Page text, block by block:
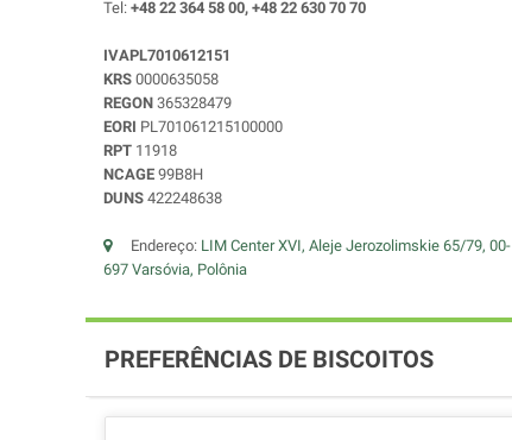
Tel: +48 22 364 58 00, +48 22 630 70 70
IVAPL7010612151
KRS 0000635058
REGON 365328479
EORI PL701061215100000
RPT 11918
NCAGE 99B8H
DUNS 422248638
Endereço: LIM Center XVI, Aleje Jerozolimskie 65/79, 00-
697 Varsóvia, Polônia
PREFERÊNCIAS DE BISCOITOS